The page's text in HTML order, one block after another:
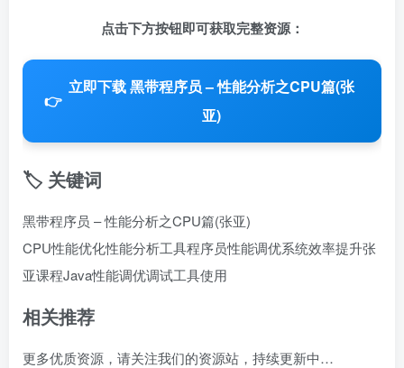
点击下方按钮即可获取完整资源：
👉
立即下载 黑带程序员 – 性能分析之CPU篇(张
亚)
🏷️ 关键词
黑带程序员 – 性能分析之CPU篇(张亚)
CPU性能优化性能分析工具程序员性能调优系统效率提升张
亚课程Java性能调优调试工具使用
相关推荐
更多优质资源，请关注我们的资源站，持续更新中…